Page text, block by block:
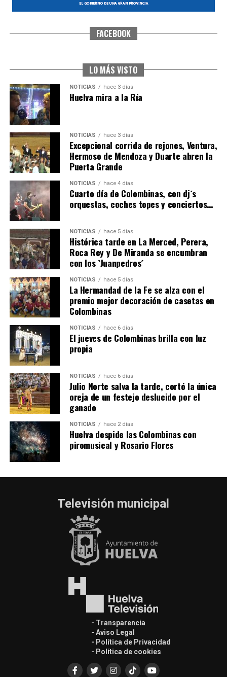
SEXTA CORRIDA DE LAS FIESTAS COLOMBINAS
6º DÍA DE LAS FIESTAS COLOMBINAS 2026
hace 2 días Huelvatv
QUINTA CORRIDA DE LAS FIESTAS COLOMBINAS
2026
hace 3 días· Huelvatv
FACEBOOK
LO MÁS VISTO
NOTICIAS hace 3 días
Huelva mira a la Ría
NOTICIAS hace 3 días
Excepcional corrida de rejones, Ventura,
Hermoso de Mendoza y Duarte abren la
Puerta Grande
NOTICIAS hace 4 días
Cuarto día de Colombinas, con dj´s
orquestas, coches topes y conciertos…
NOTICIAS hace 5 días
Histórica tarde en La Merced, Perera,
Roca Rey y De Miranda se encumbran
con los `Juanpedros´
NOTICIAS hace 5 días
La Hermandad de la Fe se alza con el
premio mejor decoración de casetas en
Colombinas
NOTICIAS hace 6 días
El jueves de Colombinas brilla con luz
propia
NOTICIAS hace 6 días
Julio Norte salva la tarde, cortó la única
oreja de un festejo deslucido por el
ganado
NOTICIAS hace 2 días
Huelva despide las Colombinas con
piromusical y Rosario Flores
Televisión municipal
- Transparencia
- Aviso Legal
- Política de Privacidad
- Política de cookies